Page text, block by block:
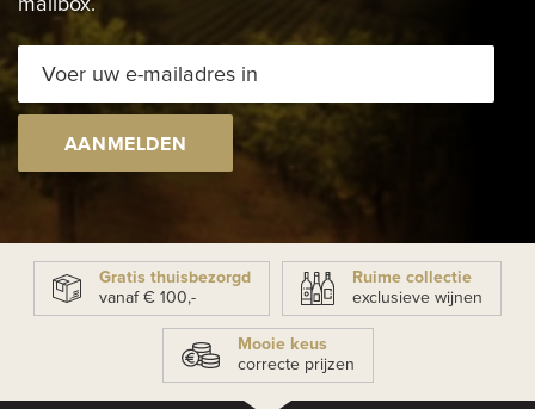
mailbox.
AANMELDEN
Gratis thuisbezorgd
vanaf € 100,-
Ruime collectie
exclusieve wijnen
Mooie keus
correcte prijzen